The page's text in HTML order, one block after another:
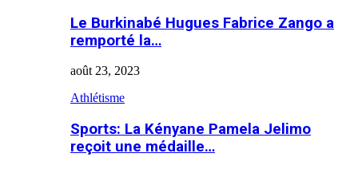
Le Burkinabé Hugues Fabrice Zango a
remporté la…
août 23, 2023
Athlétisme
Sports: La Kényane Pamela Jelimo
reçoit une médaille…